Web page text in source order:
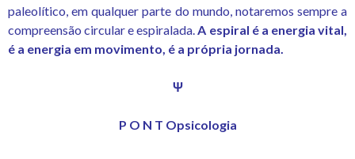
paleolítico, em qualquer parte do mundo, notaremos sempre a
compreensão circular e espiralada. A espiral é a energia vital,
é a energia em movimento, é a própria jornada.
Ψ
P O N T Opsicologia